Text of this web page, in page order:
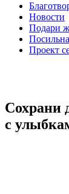
Новости
Подари
Проект
Сохрани
с